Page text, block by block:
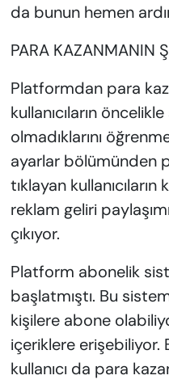
da bunun hemen
PARA KAZANMANIN
Platformdan para
kullanıcıların
olmadıklarını
ayarlar bölümünden
tıklayan
reklam geliri
çıkıyor.
Platform abonelik
başlatmıştı. Bu
kişilere abone
içeriklere erişebiliyor.
kullanıcı da para